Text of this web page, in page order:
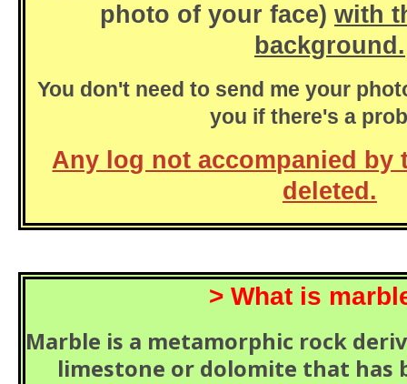
photo of your face) with
background.
You don't need to send me your
you if there's a
Any log not accompanied by
deleted.
> What is
Marble is a metamorphic rock
limestone or dolomite that has